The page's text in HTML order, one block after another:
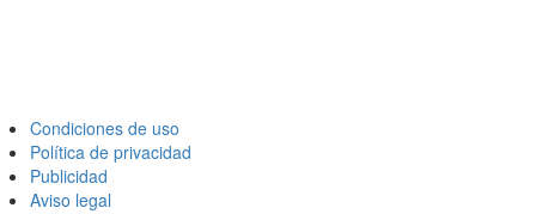
Condiciones de uso
Política de privacidad
Publicidad
Aviso legal